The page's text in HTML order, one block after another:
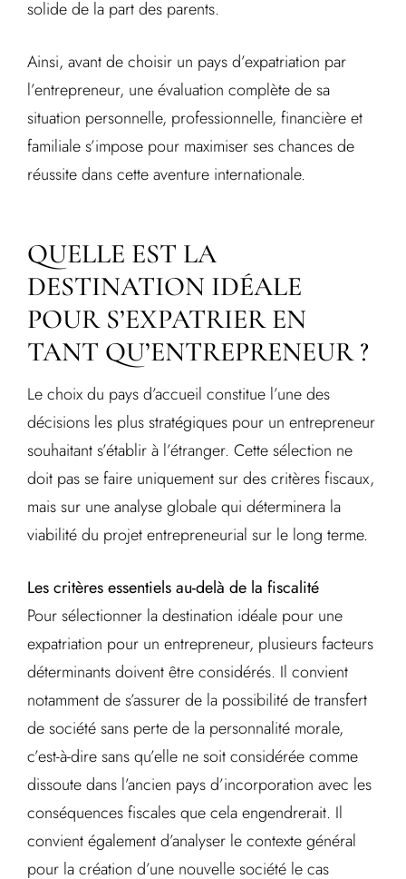
solide de la part des parents.
Ainsi, avant de choisir un pays d’expatriation par
l’entrepreneur, une évaluation complète de sa
situation personnelle, professionnelle, financière et
familiale s’impose pour maximiser ses chances de
réussite dans cette aventure internationale.
QUELLE EST LA
DESTINATION IDÉALE
POUR S’EXPATRIER EN
TANT QU’ENTREPRENEUR ?
Le choix du pays d’accueil constitue l’une des
décisions les plus stratégiques pour un entrepreneur
souhaitant s’établir à l’étranger. Cette sélection ne
doit pas se faire uniquement sur des critères fiscaux,
mais sur une analyse globale qui déterminera la
viabilité du projet entrepreneurial sur le long terme.
Les critères essentiels au-delà de la fiscalité
Pour sélectionner la destination idéale pour une
expatriation pour un entrepreneur, plusieurs facteurs
déterminants doivent être considérés. Il convient
notamment de s’assurer de la possibilité de transfert
de société sans perte de la personnalité morale,
c’est-à-dire sans qu’elle ne soit considérée comme
dissoute dans l’ancien pays d’incorporation avec les
conséquences fiscales que cela engendrerait. Il
convient également d’analyser le contexte général
pour la création d’une nouvelle société le cas